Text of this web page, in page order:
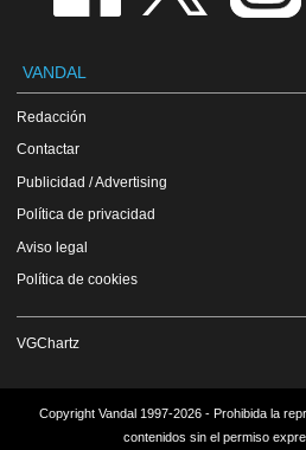
VANDAL
Redacción
Contactar
Publicidad / Advertising
Política de privacidad
Aviso legal
Política de cookies
VGChartz
Copyright Vandal 1997-2026 - Prohibida la
contenidos sin el permiso